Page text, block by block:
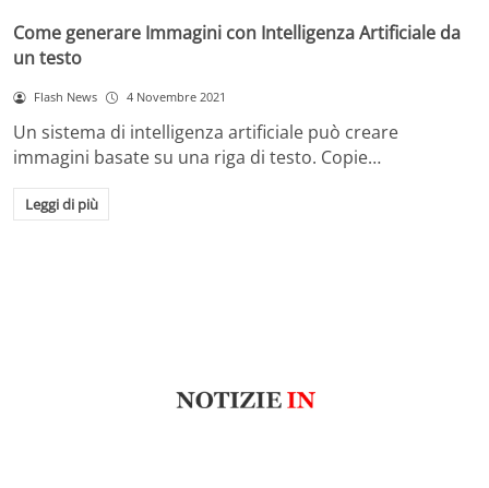
Come generare Immagini con Intelligenza Artificiale da
un testo
Flash News 4 Novembre 2021
Un sistema di intelligenza artificiale può creare
immagini basate su una riga di testo. Copie…
Leggi di più